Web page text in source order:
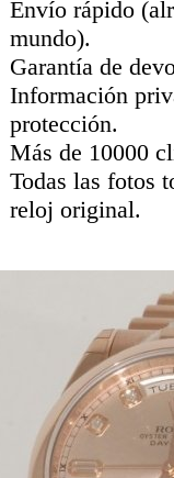
Envío rápido
mundo).
Garantía de
Información
protección.
Más de 10000
Todas las fotos
reloj original.